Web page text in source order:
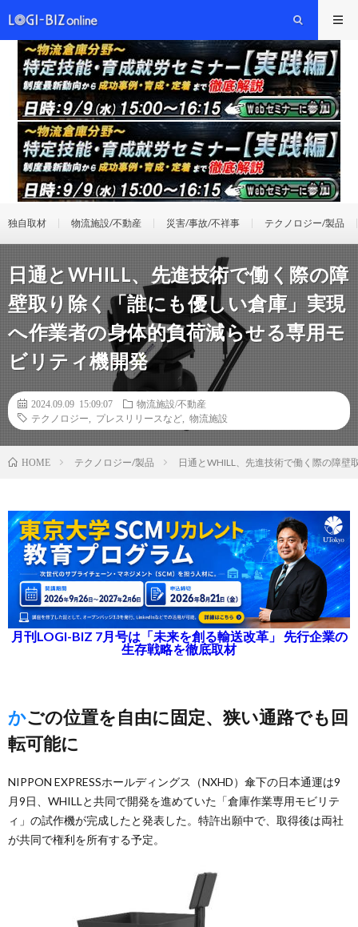
独自取材 物流施設/不動産 災害/事故/不祥事 テクノロジー/製品
日通とWHILL、先進技術で働く際の障
壁取り除く「誰にも優しい倉庫」実現
へ作業者の身体的負荷減らせる専用モ
ビリティ機開発
2024.09.09 15:09:07
物流施設/不動産
テクノロジー
プレスリリースなど 物流施設
HOME テクノロジー/製品 日通とWHILL、先進技術で働く際の障
月刊LOGI-BIZ 7月号は「未来を創る輸送改革」 先行企業の
生存戦略を徹底取材
かごの位置を自由に固定、狭い通路でも回
転可能に
NIPPON EXPRESSホールディングス（NXHD）傘下の日本通運は9
月9日、WHILLと共同で開発を進めていた「倉庫作業専用モビリテ
ィ」の試作機が完成したと発表した。特許出願中で、取得後は両社
が共同で権利を所有する予定。